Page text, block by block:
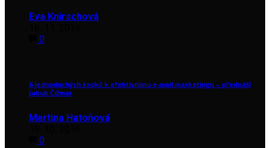
Eva Knirschová
0
6 jednoduchých kroků k efektivnímu e-mail marketingu – přednáší
Jakub Čižmar
Martina Hatoňová
0